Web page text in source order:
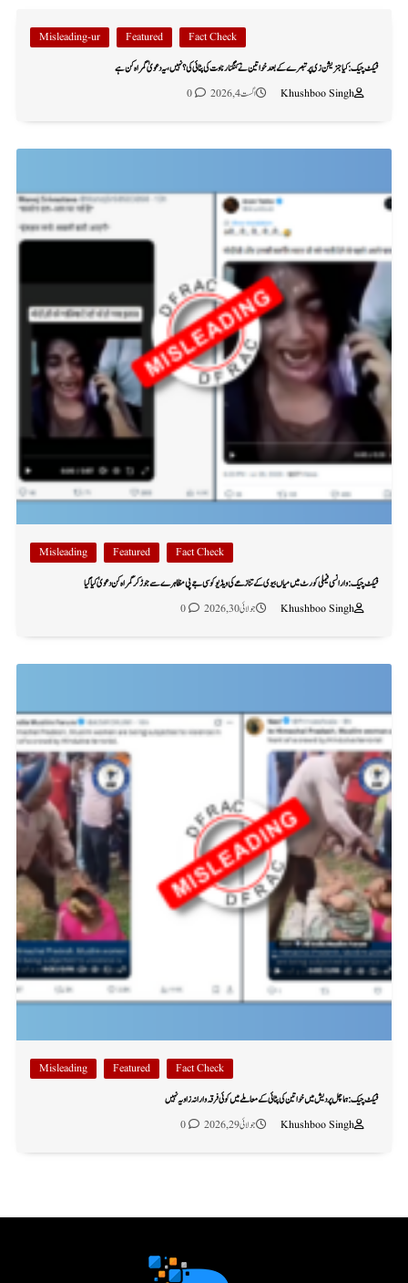
Fact Check
Featured
Misleading-ur
فیکٹ چیک: کیا جنریشن زی پر تبصرے کے بعد خواتین نے کنگنا رناوت کی پٹائی کی؟ نہیں، یہ دعویٰ گمراہ کن ہے
Khushboo Singh
اگست 4, 2026 0
Fact Check
Featured
Misleading
فیکٹ چیک: وارانسی فیملی کورٹ میں میاں بیوی کے تنازعے کی ویڈیو کو سی جے پی مظاہرے سے جوڑ کر گمراہ کن دعویٰ کیا گیا
Khushboo Singh
جولائی 30, 2026 0
Fact Check
Featured
Misleading
فیکٹ چیک: ہماچل پردیش میں خواتین کی پٹائی کے معاملے میں کوئی فرقہ وارانہ زاویہ نہیں
Khushboo Singh
جولائی 29, 2026 0